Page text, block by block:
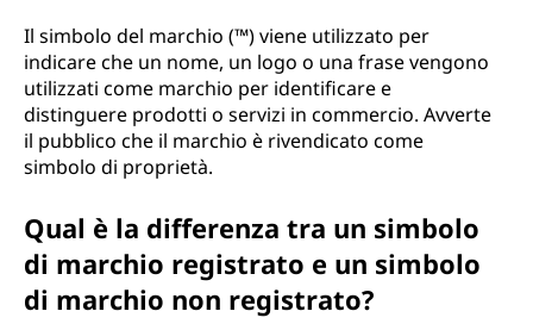
Il simbolo del marchio (™) viene utilizzato per
indicare che un nome, un logo o una frase vengono
utilizzati come marchio per identificare e
distinguere prodotti o servizi in commercio. Avverte
il pubblico che il marchio è rivendicato come
simbolo di proprietà.
Qual è la differenza tra un simbolo
di marchio registrato e un simbolo
di marchio non registrato?